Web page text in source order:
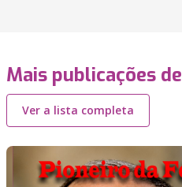
Mais publicações
Ver a lista completa